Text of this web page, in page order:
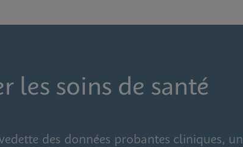
les soins de santé
des données probantes cliniques, un